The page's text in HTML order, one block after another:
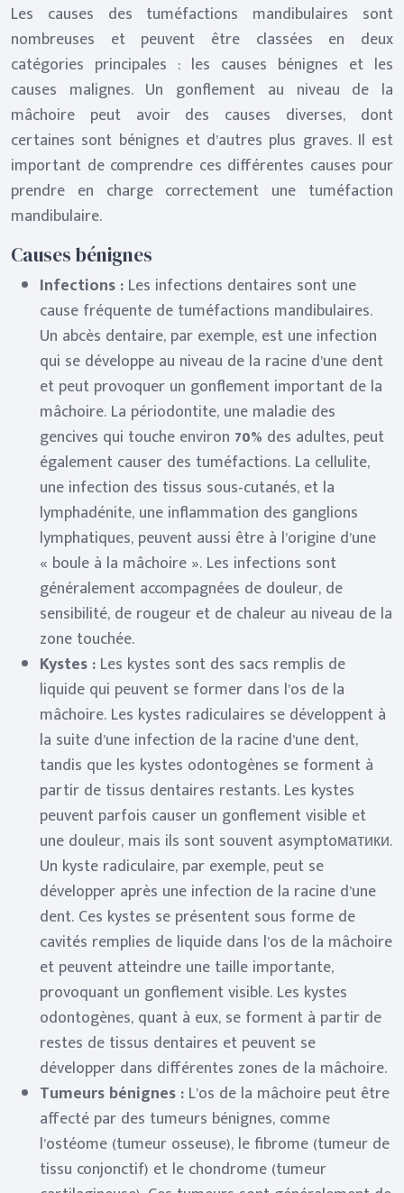
Les causes des tuméfactions mandibulaires sont
nombreuses et peuvent être classées en deux
catégories principales : les causes bénignes et les
causes malignes. Un gonflement au niveau de la
mâchoire peut avoir des causes diverses, dont
certaines sont bénignes et d’autres plus graves. Il est
important de comprendre ces différentes causes pour
prendre en charge correctement une tuméfaction
mandibulaire.
Causes bénignes
Infections : Les infections dentaires sont une
cause fréquente de tuméfactions mandibulaires.
Un abcès dentaire, par exemple, est une infection
qui se développe au niveau de la racine d’une dent
et peut provoquer un gonflement important de la
mâchoire. La périodontite, une maladie des
gencives qui touche environ 70% des adultes, peut
également causer des tuméfactions. La cellulite,
une infection des tissus sous-cutanés, et la
lymphadénite, une inflammation des ganglions
lymphatiques, peuvent aussi être à l’origine d’une
« boule à la mâchoire ». Les infections sont
généralement accompagnées de douleur, de
sensibilité, de rougeur et de chaleur au niveau de la
zone touchée.
Kystes : Les kystes sont des sacs remplis de
liquide qui peuvent se former dans l’os de la
mâchoire. Les kystes radiculaires se développent à
la suite d’une infection de la racine d’une dent,
tandis que les kystes odontogènes se forment à
partir de tissus dentaires restants. Les kystes
peuvent parfois causer un gonflement visible et
une douleur, mais ils sont souvent asymptoматики.
Un kyste radiculaire, par exemple, peut se
développer après une infection de la racine d’une
dent. Ces kystes se présentent sous forme de
cavités remplies de liquide dans l’os de la mâchoire
et peuvent atteindre une taille importante,
provoquant un gonflement visible. Les kystes
odontogènes, quant à eux, se forment à partir de
restes de tissus dentaires et peuvent se
développer dans différentes zones de la mâchoire.
Tumeurs bénignes : L’os de la mâchoire peut être
affecté par des tumeurs bénignes, comme
l’ostéome (tumeur osseuse), le fibrome (tumeur de
tissu conjonctif) et le chondrome (tumeur